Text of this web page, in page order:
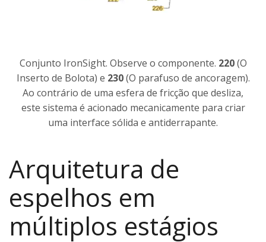
Conjunto IronSight. Observe o componente. 220(O
Inserto de Bolota) e 230(O parafuso de ancoragem).
Ao contrário de uma esfera de fricção que desliza,
este sistema é acionado mecanicamente para criar
uma interface sólida e antiderrapante.
Arquitetura de
espelhos em
múltiplos estágios